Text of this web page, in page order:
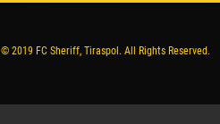
© 2019 FC Sheriff, Tiraspol. All Rights Reserved.